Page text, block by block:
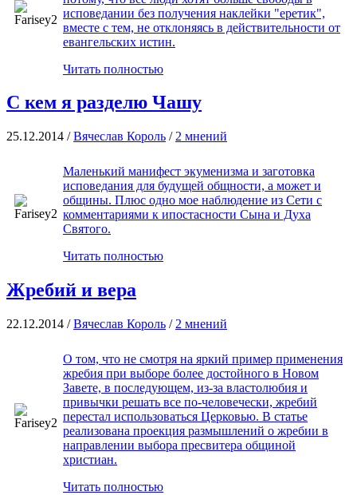
исповедании без получения наклейки "еретик",
вместе с тем, не отклоняясь в действительности от
евангельских истин.
Читать полностью
С кем я разделю Чашу
25.12.2014 /Вячеслав Король / 2 мнений
Маленький манифест экуменизма и заготовка
исповедания для будущей общности, а может и
общины. Плюс одно мое наблюдение из Сети с
комментариями к ипостасности Сына и Духа
Святого.
Читать полностью
Жребий и вера
22.12.2014 /Вячеслав Король / 2 мнений
О том, что не смотря на яркий пример применения
жребия при выборе более достойного в Новом
Завете, в последующем, из-за властолюбия и
привычки решать все по-человечески, жребий
перестал использоваться Церковью. В статье
реализована проекция размышлений о жребии в
направлении выбора пресвитера общиной
христиан.
Читать полностью